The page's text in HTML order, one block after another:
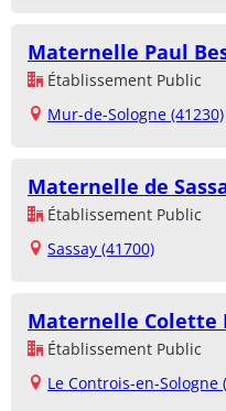
Maternelle Paul
Établissement Public
Mur-de-Sologne (41230)
Maternelle de
Établissement Public
Sassay (41700)
Maternelle Colette
Établissement Public
Le Controis-en-Sologne